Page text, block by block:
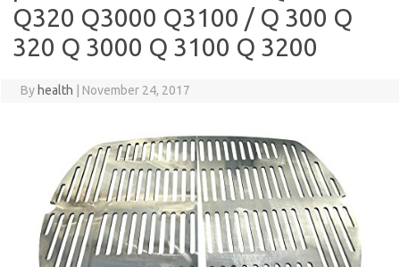
Q320 Q3000 Q3100 / Q 300 Q
320 Q 3000 Q 3100 Q 3200
By health November 24, 2017